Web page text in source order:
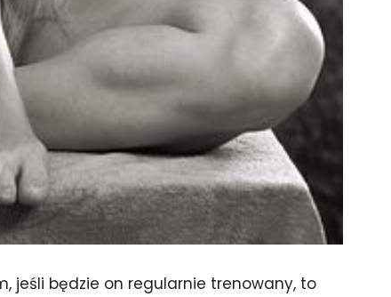
jeśli będzie on regularnie trenowany, to